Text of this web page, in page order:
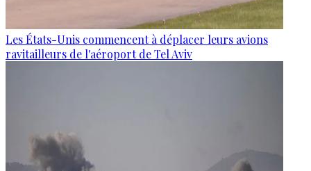
Les États-Unis commencent à déplacer leurs avions
ravitailleurs de l'aéroport de Tel Aviv